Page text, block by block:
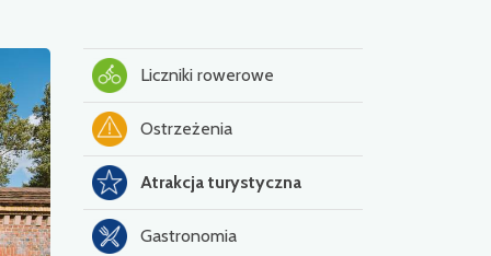
Liczniki rowerowe
Ostrzeżenia
Atrakcja turystyczna
Gastronomia